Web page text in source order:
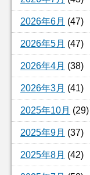
2026年6月 (47)
2026年5月 (47)
2026年4月 (38)
2026年3月 (41)
2025年10月 (29)
2025年9月 (37)
2025年8月 (42)